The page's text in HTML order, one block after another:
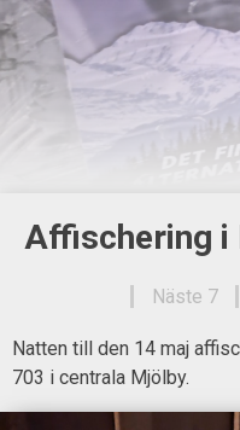
Affischering i
Näste 7
Natten till den 14 maj
703 i centrala Mjölby.